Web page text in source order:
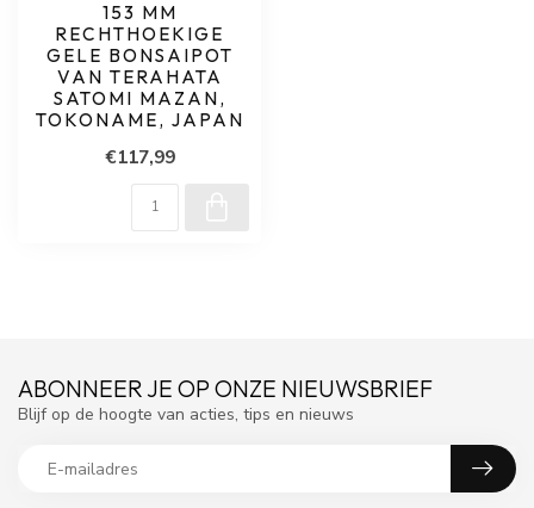
153 MM
RECHTHOEKIGE
GELE BONSAIPOT
VAN TERAHATA
SATOMI MAZAN,
TOKONAME, JAPAN
€117,99
ABONNEER JE OP ONZE NIEUWSBRIEF
Blijf op de hoogte van acties, tips en nieuws